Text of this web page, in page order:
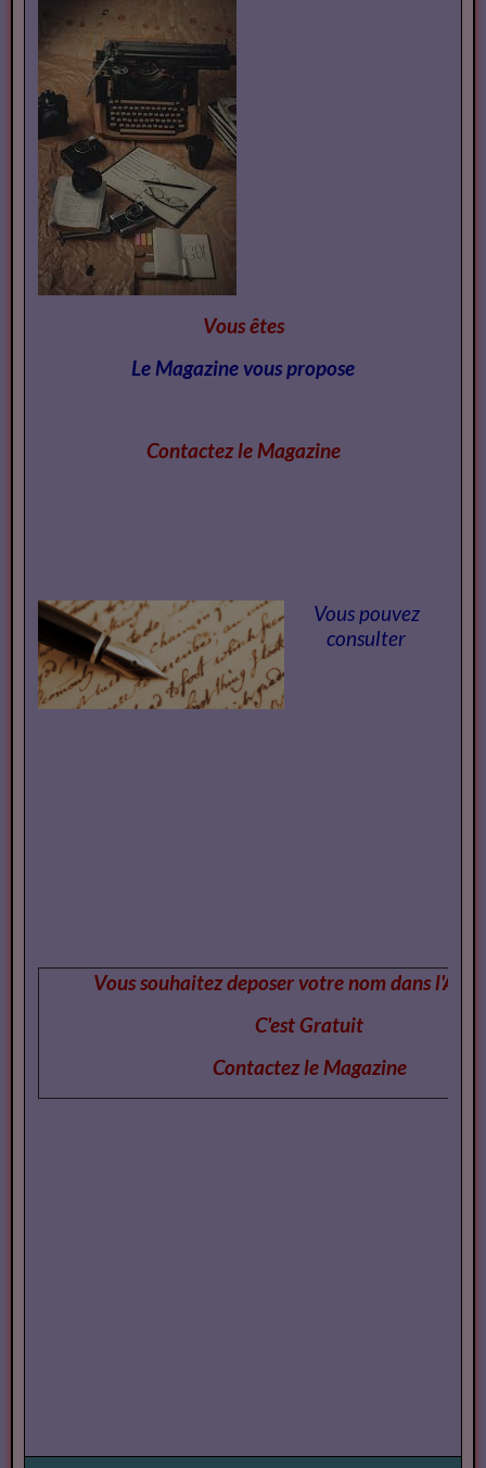
Vous êtes
Le Magazine vous propose
Contactez le Magazine
Vous pouvez
consulter
Vous souhaitez deposer votre nom dans
C'est Gratuit
Contactez le Magazine